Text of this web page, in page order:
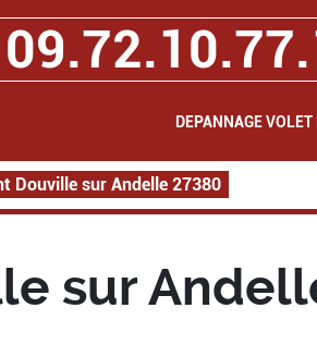
DEPANNAGE
Douville sur Andelle 27380
sur